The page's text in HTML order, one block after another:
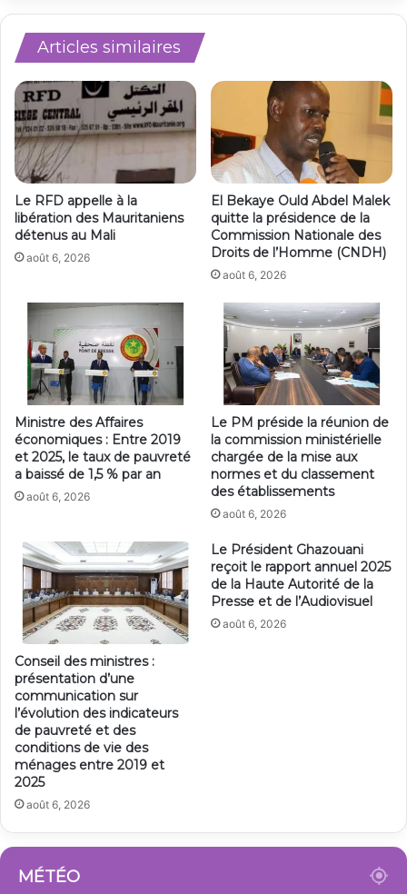
Articles similaires
Le RFD appelle à la
libération des Mauritaniens
détenus au Mali
août 6, 2026
El Bekaye Ould Abdel Malek
quitte la présidence de la
Commission Nationale des
Droits de l’Homme (CNDH)
août 6, 2026
Ministre des Affaires
économiques : Entre 2019
et 2025, le taux de pauvreté
a baissé de 1,5 % par an
août 6, 2026
Le PM préside la réunion de
la commission ministérielle
chargée de la mise aux
normes et du classement
des établissements
août 6, 2026
Conseil des ministres :
présentation d’une
communication sur
l’évolution des indicateurs
de pauvreté et des
conditions de vie des
ménages entre 2019 et
2025
août 6, 2026
Le Président Ghazouani
reçoit le rapport annuel 2025
de la Haute Autorité de la
Presse et de l’Audiovisuel
août 6, 2026
MÉTÉO